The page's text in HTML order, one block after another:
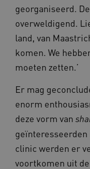
georganiseerd.
overweldigend.
land, van
komen. We
moeten zetten.’
Er mag
enorm
deze vorm van
geïnteresseerden
clinic werden er
voortkomen uit
AWSALBCORS
__Secure-
FPLC